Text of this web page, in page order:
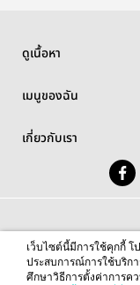
ดูเนื้อหา
เมนูของฉัน
เกี่ยวกับเรา
เว็บไซต์นี้มีการใช้คุกกี้ โ
ประสบการณ์การใช้บริก
ศึกษาวิธีการตั้งค่าการค